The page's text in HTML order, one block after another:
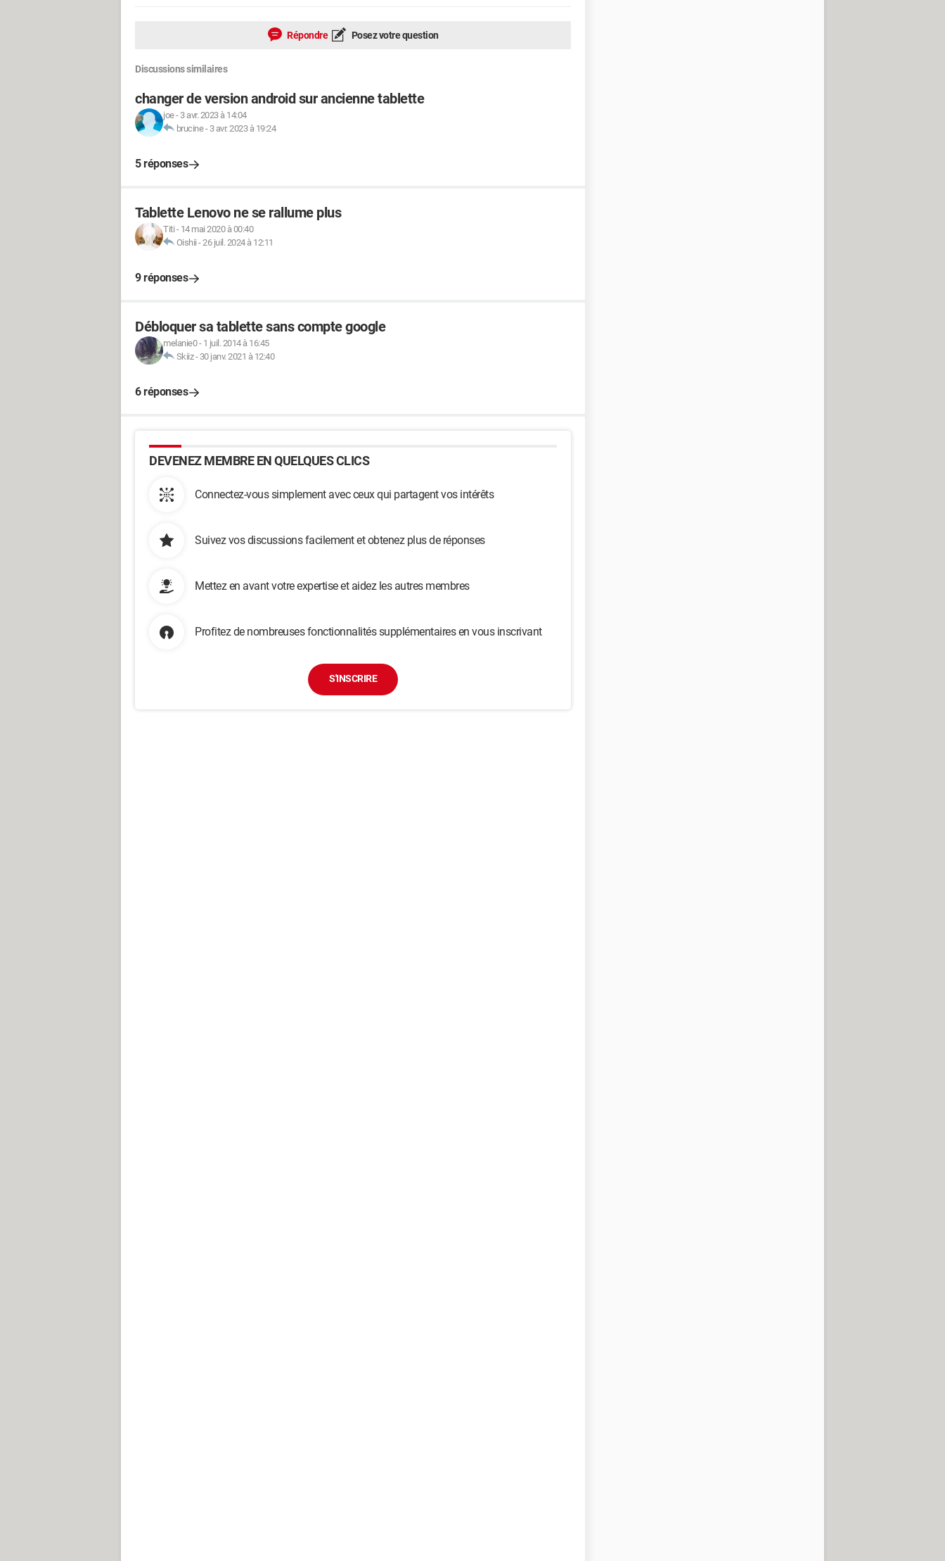
Répondre Posez votre question
Discussions similaires
changer de version android sur ancienne tablette
joe- 3 avr. 2023 à 14:04
brucine- 3 avr. 2023 à 19:24
5 réponses
Tablette Lenovo ne se rallume plus
Titi - 14 mai 2020 à 00:40
Oishii -26 juil. 2024 à 12:11
9 réponses
Débloquer sa tablette sans compte google
melanie0- 1 juil. 2014 à 16:45
Skiiz- 30 janv. 2021 à 12:40
6 réponses
DEVENEZ MEMBRE EN QUELQUES CLICS
Connectez-vous simplement avec ceux qui partagent vos intérêts
Suivez vos discussions facilement et obtenez plus de réponses
Mettez en avant votre expertise et aidez les autres membres
Profitez de nombreuses fonctionnalités supplémentaires en vous inscrivant
S'INSCRIRE